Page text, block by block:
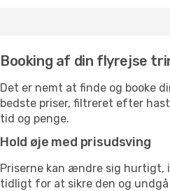
Booking af din flyrejse
Det er nemt at finde og booke
bedste priser, filtreret efter
tid og penge.
Hold øje med prisudsving
Priserne kan ændre sig hurtigt,
tidligt for at sikre den og undgå